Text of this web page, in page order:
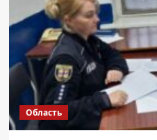
Область